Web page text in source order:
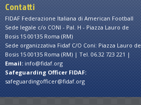
Contatti
FIDAF Federazione Italiana di American Football
Sede legale c/o CONI - Pal. H - Piazza Lauro de
Bosis 15 00135 Roma (RM)
Sede organizzativa Fidaf C/O Coni: Piazza Lauro de
Bosis 15 00135 Roma (RM) | Tel. 06.32 723 221 |
Email: info@fidaf.org
Safeguarding Officer FIDAF:
safeguardingofficer@fidaf.org